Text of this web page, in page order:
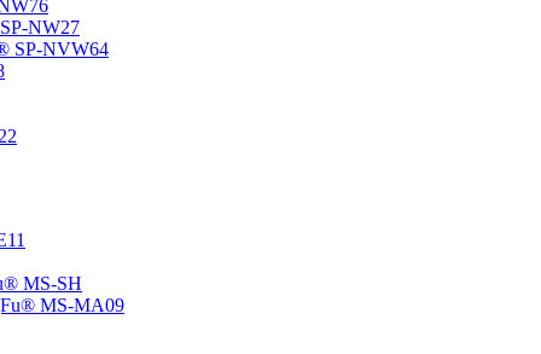
NW27
SP-NVW64
MS-SH
MS-MA09